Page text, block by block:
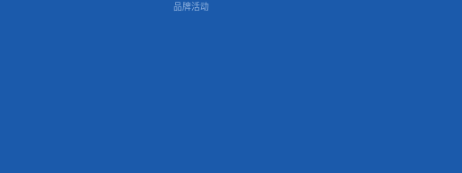
品牌活动